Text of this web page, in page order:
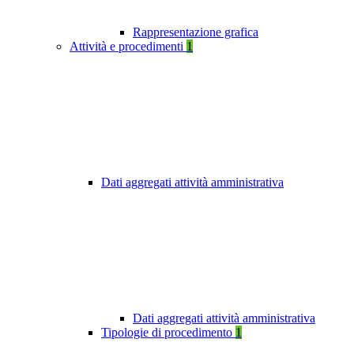
Rappresentazione grafica
Attività e procedimenti 1
Dati aggregati attività amministrativa
Dati aggregati attività amministrativa
Tipologie di procedimento 1